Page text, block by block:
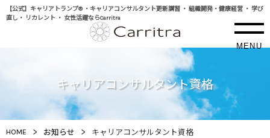
【公式】キャリアトランプ® ・キャリアコンサルタント更新講習 ・ 組織開発・健康経営 ・ 学び
直し・ リカレント ・ 女性活躍ならCarritra
MENU
キャリアコンサルタント資格
HOME > お知らせ > キャリアコンサルタント資格